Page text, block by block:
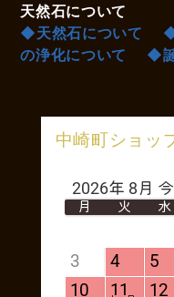
天然石について
◆天然石について
の浄化について
◆
中崎町ショッ